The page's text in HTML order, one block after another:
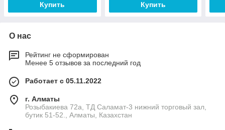
Купить Купить
О нас
Рейтинг не сформирован
Менее 5 отзывов за последний год
Работает с 05.11.2022
г. Алматы
Розыбакиева 72а, ТД Саламат-3 нижний торговый зал,
бутик 51-52., Алматы, Казахстан